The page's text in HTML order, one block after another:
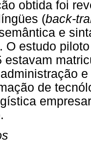
obtida foi
(back-
e
O estudo
estavam
de